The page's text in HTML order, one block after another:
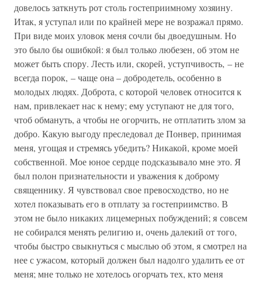
довелось заткнуть рот столь гостеприимному хозяину.
Итак, я уступал или по крайней мере не возражал прямо.
При виде моих уловок меня сочли бы двоедушным. Но
это было бы ошибкой: я был только любезен, об этом не
может быть спору. Лесть или, скорей, уступчивость, – не
всегда порок, – чаще она – добродетель, особенно в
молодых людях. Доброта, с которой человек относится к
нам, привлекает нас к нему; ему уступают не для того,
чтоб обмануть, а чтобы не огорчить, не отплатить злом за
добро. Какую выгоду преследовал де Понвер, принимая
меня, угощая и стремясь убедить? Никакой, кроме моей
собственной. Мое юное сердце подсказывало мне это. Я
был полон признательности и уважения к доброму
священнику. Я чувствовал свое превосходство, но не
хотел показывать его в отплату за гостеприимство. В
этом не было никаких лицемерных побуждений; я совсем
не собирался менять религию и, очень далекий от того,
чтобы быстро свыкнуться с мыслью об этом, я смотрел на
нее с ужасом, который должен был надолго удалить ее от
меня; мне только не хотелось огорчать тех, кто меня